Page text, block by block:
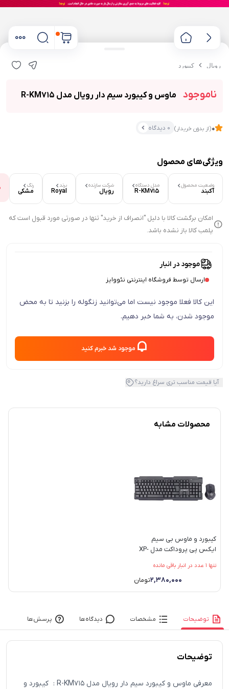
۰ بازدید در ۲۴ ساعت اخیر
رویال کیبورد
ناموجود ماوس و کیبورد سیم دار رویال مدل R-KM715
0(از بدون خریدار) 0 دیدگاه
ویژگی‌های محصول
وضعیت محصول
آکبند
مدل دستگاه
R-KM715
شرکت سازنده
رویال
برند
Royal
رنگ
مشکی
امکان برگشت کالا با دلیل "انصراف از خرید" تنها در صورتی مورد قبول است که
پلمب کالا باز نشده باشد.
موجود در انبار
ارسال توسط فروشگاه اینترنتی نئووایز
این کالا فعلا موجود نیست اما می‌توانید زنگوله را بزنید تا به محض
موجود شدن، به شما خبر دهیم.
موجود شد خبرم کنید
آیا قیمت مناسب تری سراغ دارید؟
محصولات مشابه
کیبورد و ماوس بی سیم
ایکس پی پروداکت مدل XP-
تنها 1 عدد در انبار باقی مانده
۲,۳۸۰,۰۰۰تومان
توضیحات مشخصات دیدگاه‌ها پرسش‌ها
توضیحات
معرفی ماوس و کیبورد سیم دار رویال مدل R-KM715 : کیبورد و